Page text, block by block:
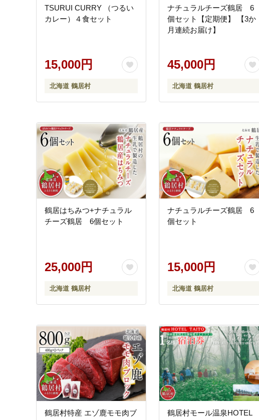
TSURUI CURRY （つるい
カレー）４食セット
15,000円
北海道 鶴居村
ナチュラルチーズ鶴居 6
個セット【定期便】 【3か
月連続お届け】
45,000円
北海道 鶴居村
鶴居はちみつ+ナチュラル
チーズ鶴居 6個セット
25,000円
北海道 鶴居村
ナチュラルチーズ鶴居 6
個セット
15,000円
北海道 鶴居村
鶴居村特産 エゾ鹿モモ肉ブ
鶴居村モール温泉HOTEL